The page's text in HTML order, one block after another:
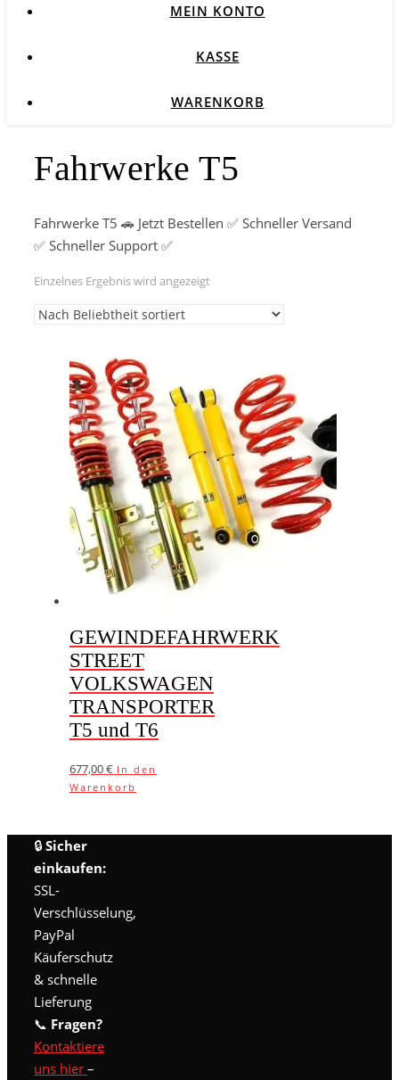
MEIN KONTO
KASSE
WARENKORB
Fahrwerke T5
Fahrwerke T5 🚗 Jetzt Bestellen ✅ Schneller Versand
✅ Schneller Support ✅
Einzelnes Ergebnis wird angezeigt
GEWINDEFAHRWERK
STREET
VOLKSWAGEN
TRANSPORTER
T5 und T6
677,00€ In den
Warenkorb
🔒 Sicher
einkaufen:
SSL-
Verschlüsselung,
PayPal
Käuferschutz
& schnelle
Lieferung
📞 Fragen?
Kontaktiere
uns hier –